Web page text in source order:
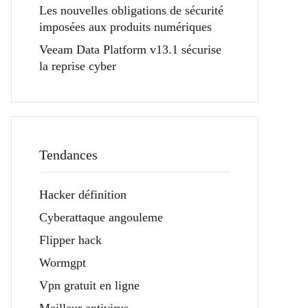
Les nouvelles obligations de sécurité
imposées aux produits numériques
Veeam Data Platform v13.1 sécurise
la reprise cyber
Tendances
Hacker définition
Cyberattaque angouleme
Flipper hack
Wormgpt
Vpn gratuit en ligne